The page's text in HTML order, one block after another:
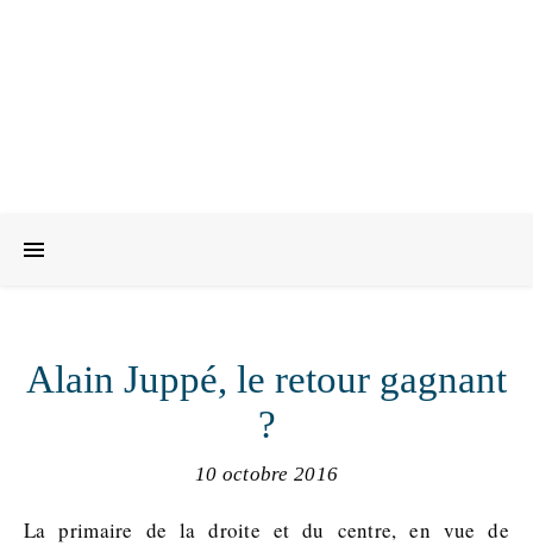
Alain Juppé, le retour gagnant
?
10 octobre 2016
La primaire de la droite et du centre, en vue de